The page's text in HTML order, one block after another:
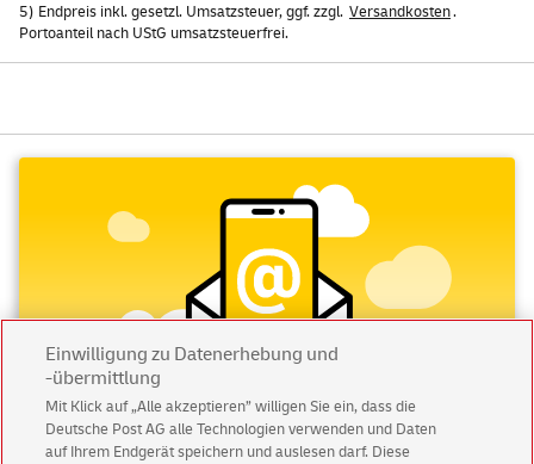
5) Endpreis inkl. gesetzl. Umsatzsteuer, ggf. zzgl. Versandkosten.
Portoanteil nach UStG umsatzsteuerfrei.
Einwilligung zu Datenerhebung und
-übermittlung
Mit Klick auf „Alle akzeptieren” willigen Sie ein, dass die
Deutsche Post AG alle Technologien verwenden und Daten
auf Ihrem Endgerät speichern und auslesen darf. Diese